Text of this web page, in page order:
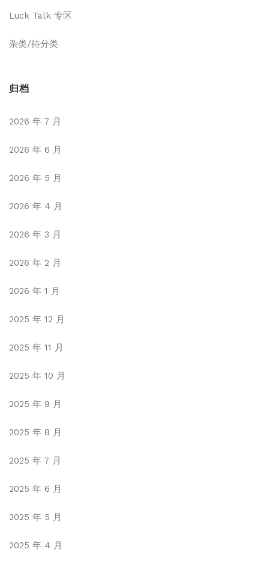
Luck Talk 专区
杂类/待分类
归档
2026 年 7 月
2026 年 6 月
2026 年 5 月
2026 年 4 月
2026 年 3 月
2026 年 2 月
2026 年 1 月
2025 年 12 月
2025 年 11 月
2025 年 10 月
2025 年 9 月
2025 年 8 月
2025 年 7 月
2025 年 6 月
2025 年 5 月
2025 年 4 月